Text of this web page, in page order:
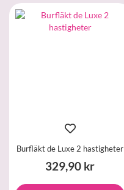
Burfläkt de Luxe 2 hastigheter
329,90 kr